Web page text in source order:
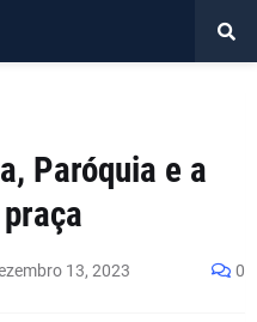
Paróquia e a
13, 2023 0